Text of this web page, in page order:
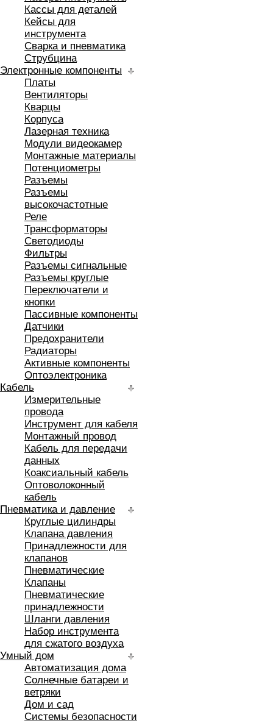
Кассы для деталей
Кейсы для
инструмента
Сварка и пневматика
Струбцина
Электронные компоненты
Платы
Вентиляторы
Кварцы
Корпуса
Лазерная техника
Модули видеокамер
Монтажные материалы
Потенциометры
Разъемы
Разъемы
высокочастотные
Реле
Трансформаторы
Светодиоды
Фильтры
Разъемы сигнальные
Разъемы круглые
Переключатели и
кнопки
Пассивные компоненты
Датчики
Предохранители
Радиаторы
Активные компоненты
Оптоэлектроника
Кабель
Измерительные
провода
Инструмент для кабеля
Монтажный провод
Кабель для передачи
данных
Коаксиальный кабель
Оптоволоконный
кабель
Пневматика и давление
Круглые цилиндры
Клапана давления
Принадлежности для
клапанов
Пневматические
Клапаны
Пневматические
принадлежности
Шланги давления
Набор инструмента
для сжатого воздуха
Умный дом
Автоматизация дома
Солнечные батареи и
ветряки
Дом и сад
Системы безопасности